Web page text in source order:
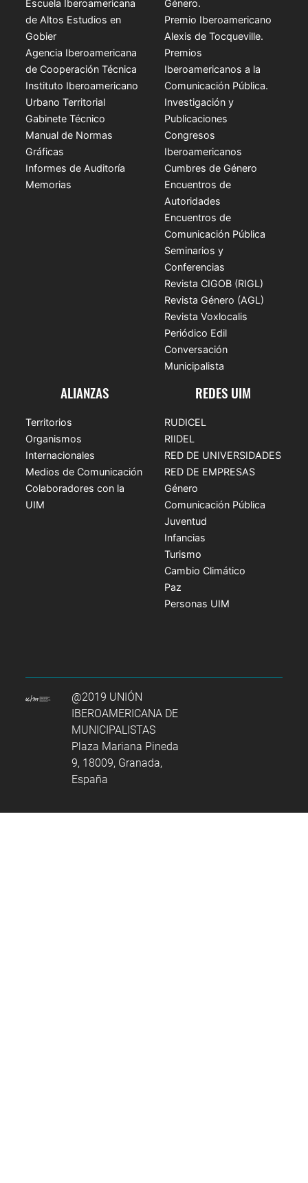
Escuela Iberoamericana
de Altos Estudios en
Gobier
Agencia Iberoamericana
de Cooperación Técnica
Instituto Iberoamericano
Urbano Territorial
Gabinete Técnico
Manual de Normas
Gráficas
Informes de Auditoría
Memorias
Género.
Premio Iberoamericano
Alexis de Tocqueville.
Premios
Iberoamericanos a la
Comunicación Pública.
Investigación y
Publicaciones
Congresos
Iberoamericanos
Cumbres de Género
Encuentros de
Autoridades
Encuentros de
Comunicación Pública
Seminarios y
Conferencias
Revista CIGOB (RIGL)
Revista Género (AGL)
Revista Voxlocalis
Periódico Edil
Conversación
Municipalista
ALIANZAS
Territorios
Organismos
Internacionales
Medios de Comunicación
Colaboradores con la
UIM
REDES UIM
RUDICEL
RIIDEL
RED DE UNIVERSIDADES
RED DE EMPRESAS
Género
Comunicación Pública
Juventud
Infancias
Turismo
Cambio Climático
Paz
Personas UIM
@2019 UNIÓN
IBEROAMERICANA DE
MUNICIPALISTAS
Plaza Mariana Pineda
9, 18009, Granada,
España